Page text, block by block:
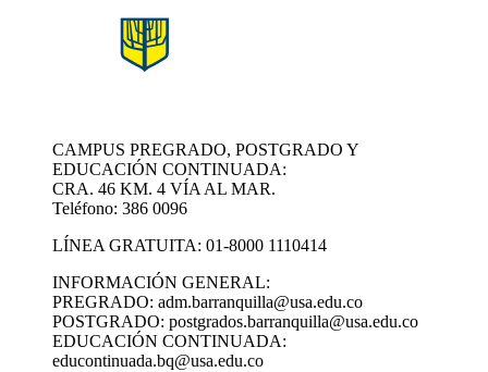
CAMPUS PREGRADO, POSTGRADO Y
EDUCACIÓN CONTINUADA:
CRA. 46 KM. 4 VÍA AL MAR.
Teléfono: 386 0096
LÍNEA GRATUITA: 01-8000 1110414
INFORMACIÓN GENERAL:
PREGRADO: adm.barranquilla@usa.edu.co
POSTGRADO: postgrados.barranquilla@usa.edu.co
EDUCACIÓN CONTINUADA:
educontinuada.bq@usa.edu.co